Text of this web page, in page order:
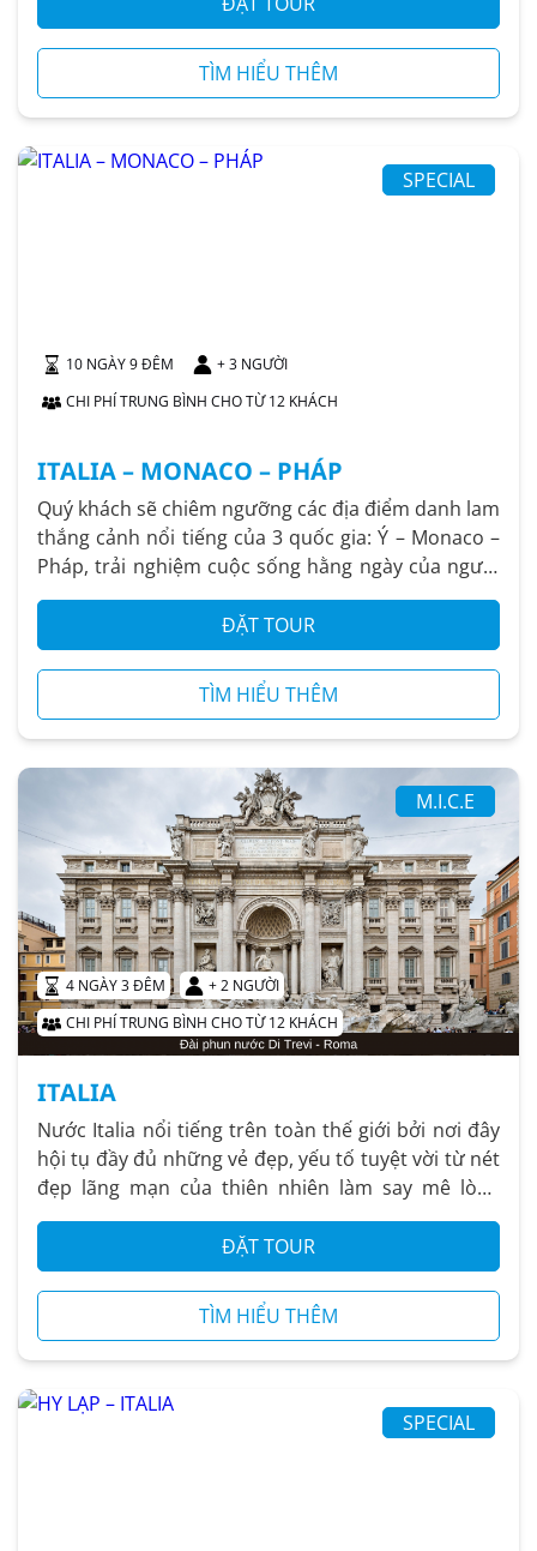
TÌM HIỂU THÊM
SPECIAL
10 NGÀY 9 ĐÊM
+ 3 NGƯỜI
CHI PHÍ TRUNG BÌNH CHO TỪ 12 KHÁCH
ITALIA – MONACO – PHÁP
Quý khách sẽ chiêm ngưỡng các địa điểm danh lam
thắng cảnh nổi tiếng của 3 quốc gia: Ý – Monaco –
Pháp, trải nghiệm cuộc sống hằng ngày của người
dân bản địa, thấu...
ĐẶT TOUR
TÌM HIỂU THÊM
M.I.C.E
4 NGÀY 3 ĐÊM
+ 2 NGƯỜI
CHI PHÍ TRUNG BÌNH CHO TỪ 12 KHÁCH
ITALIA
Nước Italia nổi tiếng trên toàn thế giới bởi nơi đây
hội tụ đầy đủ những vẻ đẹp, yếu tố tuyệt vời từ nét
đẹp lãng mạn của thiên nhiên làm say mê lòng
người,...
ĐẶT TOUR
TÌM HIỂU THÊM
SPECIAL